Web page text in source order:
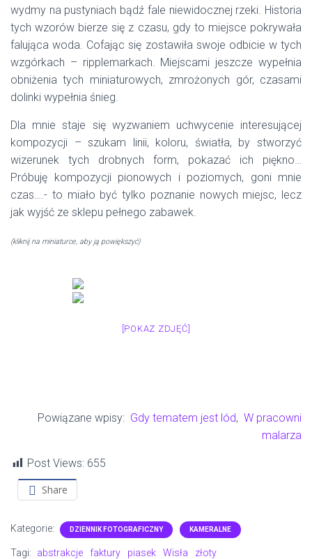
wydmy na pustyniach bądź fale niewidocznej rzeki. Historia
tych wzorów bierze się z czasu, gdy to miejsce pokrywała
falująca woda. Cofając się zostawiła swoje odbicie w tych
wzgórkach – ripplemarkach. Miejscami jeszcze wypełnia
obniżenia tych miniaturowych, zmrożonych gór, czasami
dolinki wypełnia śnieg.
Dla mnie staje się wyzwaniem uchwycenie interesującej
kompozycji – szukam linii, koloru, światła, by stworzyć
wizerunek tych drobnych form, pokazać ich piękno…
Próbuję kompozycji pionowych i poziomych, goni mnie
czas….- to miało być tylko poznanie nowych miejsc, lecz
jak wyjść ze sklepu pełnego zabawek.
(kliknij na miniaturce, aby ją powiększyć)
[POKAZ ZDJĘĆ]
Powiązane wpisy: Gdy tematem jest lód, W pracowni
malarza
Post Views: 655
Share
Kategorie: DZIENNIK FOTOGRAFICZNY KAMERALNE
Tagi: abstrakcje faktury piasek Wisła złoty